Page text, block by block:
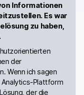
Informationen
Es war
zu haben,
der
Wenn ich sagen
Analytics-Plattform
der die